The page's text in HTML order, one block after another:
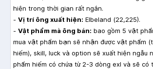
hiện trong thời gian rất ngắn.
- Vị trí ông xuất hiện: Elbeland (22,225).
- Vật phẩm mà ông bán: bao gồm 5 vật
mua vật phẩm bạn sẽ nhận được vật phẩm
hiếm), skill, luck và option sẽ xuất hiện ngẫu
phẩm hiếm có chứa từ 2-3 dòng exl và sẽ có